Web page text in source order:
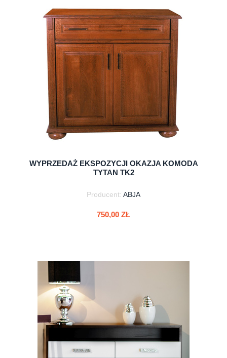
do koszyka
WYPRZEDAŻ EKSPOZYCJI OKAZJA KOMODA
TYTAN TK2
Producent: ABJA
750,00 ZŁ